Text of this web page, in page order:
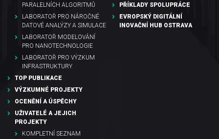
PARALELNÍCH ALGORITMŮ
LABORATOŘ PRO NÁROČNÉ
DATOVÉ ANALÝZY A SIMULACE
LABORATOŘ MODELOVÁNÍ
PRO NANOTECHNOLOGIE
LABORATOŘ PRO VÝZKUM
INFRASTRUKTURY
TOP PUBLIKACE
VÝZKUMNÉ PROJEKTY
OCENĚNÍ A ÚSPĚCHY
UŽIVATELÉ A JEJICH
PROJEKTY
KOMPLETNÍ SEZNAM
PŘÍKLADY SPOLUPRÁCE
EVROPSKÝ DIGITÁLNÍ
INOVAČNÍ HUB OSTRAVA